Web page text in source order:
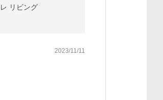
リビング
2023/11/11